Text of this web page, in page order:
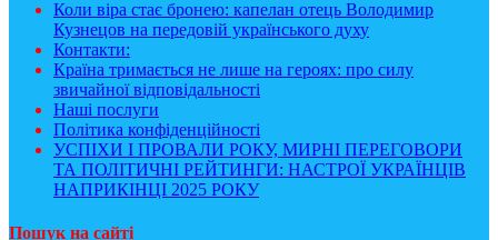
Коли віра стає бронею: капелан отець Володимир
Кузнецов на передовій українського духу
Контакти:
Країна тримається не лише на героях: про силу
звичайної відповідальності
Наші послуги
Політика конфіденційності
УСПІХИ І ПРОВАЛИ РОКУ, МИРНІ ПЕРЕГОВОРИ
ТА ПОЛІТИЧНІ РЕЙТИНГИ: НАСТРОЇ УКРАЇНЦІВ
НАПРИКІНЦІ 2025 РОКУ
Пошук на сайті